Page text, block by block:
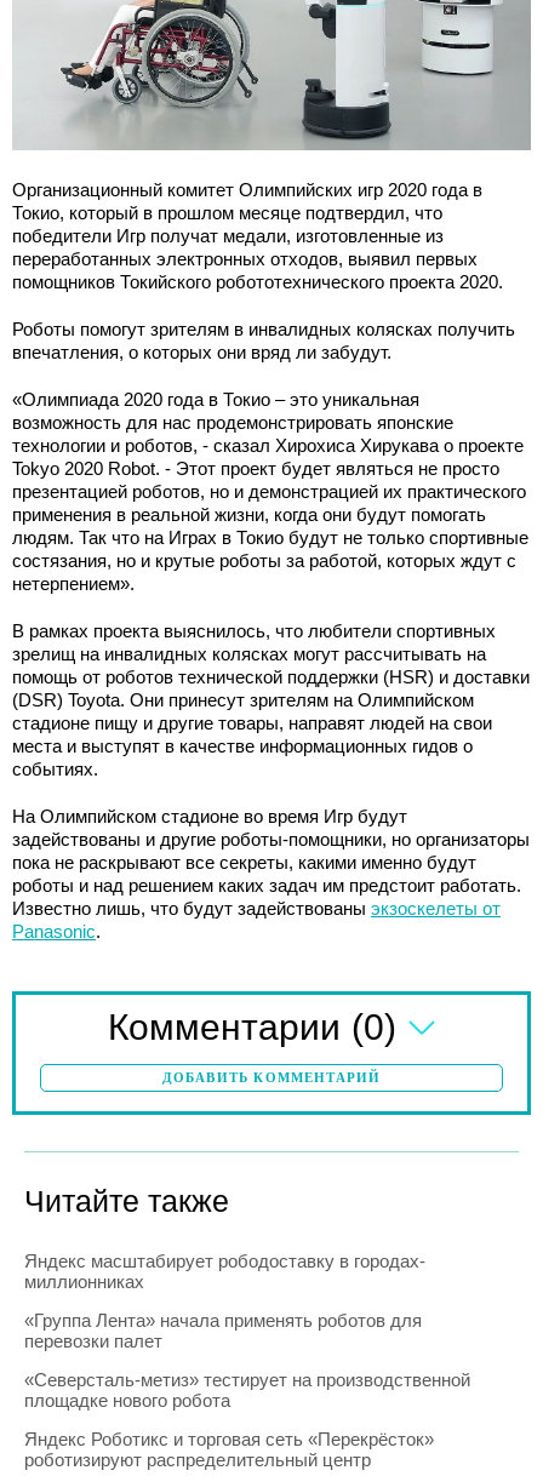
Организационный комитет Олимпийских игр 2020 года в
Токио, который в прошлом месяце подтвердил, что
победители Игр получат медали, изготовленные из
переработанных электронных отходов, выявил первых
помощников Токийского робототехнического проекта 2020.
Роботы помогут зрителям в инвалидных колясках получить
впечатления, о которых они вряд ли забудут.
«Олимпиада 2020 года в Токио – это уникальная
возможность для нас продемонстрировать японские
технологии и роботов, - сказал Хирохиса Хирукава о проекте
Tokyo 2020 Robot. - Этот проект будет являться не просто
презентацией роботов, но и демонстрацией их практического
применения в реальной жизни, когда они будут помогать
людям. Так что на Играх в Токио будут не только спортивные
состязания, но и крутые роботы за работой, которых ждут с
нетерпением».
В рамках проекта выяснилось, что любители спортивных
зрелищ на инвалидных колясках могут рассчитывать на
помощь от роботов технической поддержки (HSR) и доставки
(DSR) Toyota. Они принесут зрителям на Олимпийском
стадионе пищу и другие товары, направят людей на свои
места и выступят в качестве информационных гидов о
событиях.
На Олимпийском стадионе во время Игр будут
задействованы и другие роботы-помощники, но организаторы
пока не раскрывают все секреты, какими именно будут
роботы и над решением каких задач им предстоит работать.
Известно лишь, что будут задействованы экзоскелеты от
Panasonic.
Комментарии (0)
ДОБАВИТЬ КОММЕНТАРИЙ
Читайте также
Яндекс масштабирует рободоставку в городах-
миллионниках
«Группа Лента» начала применять роботов для
перевозки палет
«Северсталь-метиз» тестирует на производственной
площадке нового робота
Яндекс Роботикс и торговая сеть «Перекрёсток»
роботизируют распределительный центр